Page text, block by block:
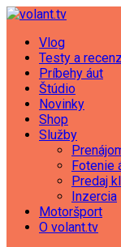
Vlog
Testy a
Príbehy áut
Štúdio
Novinky
Shop
Služby
Fotenie
Predaj
Inzercia
Motoršport
O volant.tv